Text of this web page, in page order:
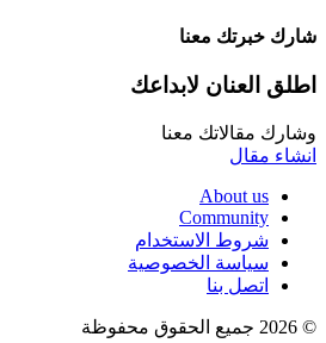
شارك خبرتك معنا
اطلق العنان لابداعك
وشارك مقالاتك معنا
انشاء مقال
About us
Community
شروط الاستخدام
سياسة الخصوصية
اتصل بنا
© 2026 جميع الحقوق محفوظة